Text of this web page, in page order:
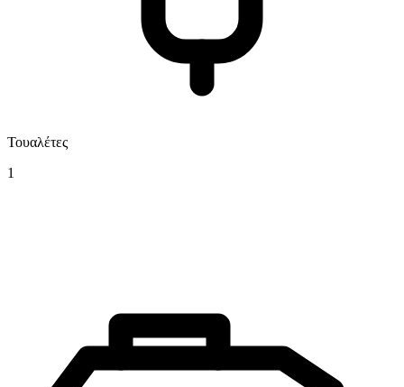
Τουαλέτες
1